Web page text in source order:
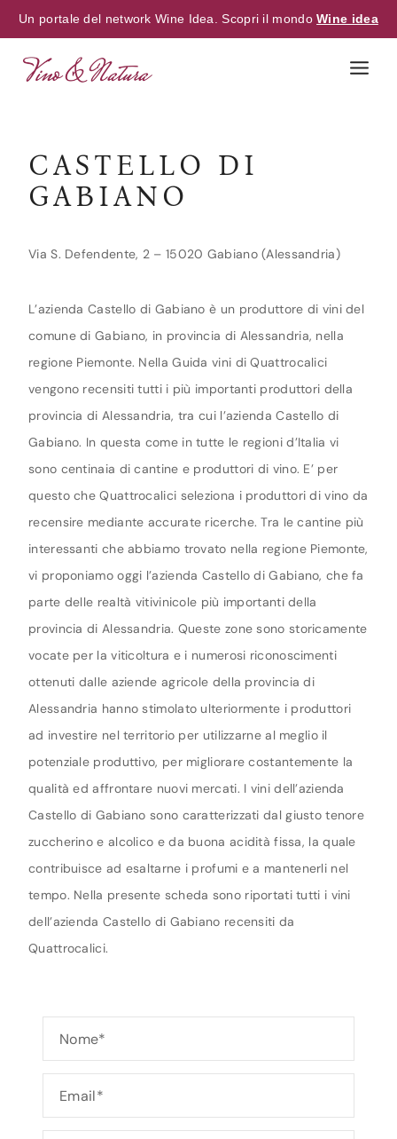
Un portale del network Wine Idea. Scopri il mondoWine idea
CASTELLO DI
GABIANO
Via S. Defendente, 2 – 15020 Gabiano (Alessandria)
L’azienda Castello di Gabiano è un produttore di vini del
comune di Gabiano, in provincia di Alessandria, nella
regione Piemonte. Nella Guida vini di Quattrocalici
vengono recensiti tutti i più importanti produttori della
provincia di Alessandria, tra cui l’azienda Castello di
Gabiano. In questa come in tutte le regioni d’Italia vi
sono centinaia di cantine e produttori di vino. E’ per
questo che Quattrocalici seleziona i produttori di vino da
recensire mediante accurate ricerche. Tra le cantine più
interessanti che abbiamo trovato nella regione Piemonte,
vi proponiamo oggi l’azienda Castello di Gabiano, che fa
parte delle realtà vitivinicole più importanti della
provincia di Alessandria. Queste zone sono storicamente
vocate per la viticoltura e i numerosi riconoscimenti
ottenuti dalle aziende agricole della provincia di
Alessandria hanno stimolato ulteriormente i produttori
ad investire nel territorio per utilizzarne al meglio il
potenziale produttivo, per migliorare costantemente la
qualità ed affrontare nuovi mercati. I vini dell’azienda
Castello di Gabiano sono caratterizzati dal giusto tenore
zuccherino e alcolico e da buona acidità fissa, la quale
contribuisce ad esaltarne i profumi e a mantenerli nel
tempo. Nella presente scheda sono riportati tutti i vini
dell’azienda Castello di Gabiano recensiti da
Quattrocalici.